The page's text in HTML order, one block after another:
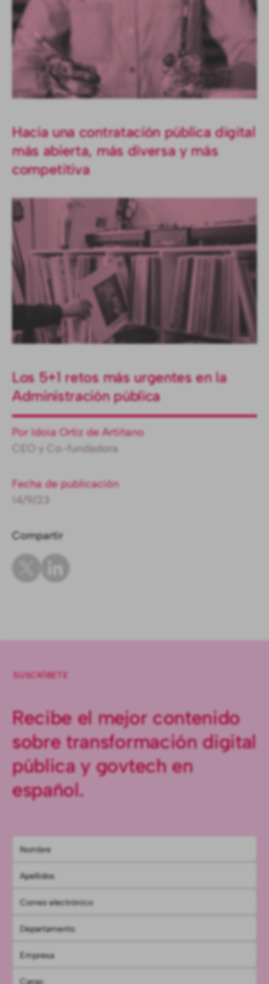
Por Idoia Ortiz de Artiñano
CEO y Co-fundadora
Fecha de publicación
14/9/23
Compartir
Hacia una contratación pública digital
más abierta, más diversa y más
competitiva
Los 5+1 retos más urgentes en la
Administración pública
SUSCRÍBETE
Recibe el mejor contenido
sobre transformación digital
pública y govtech en
español.